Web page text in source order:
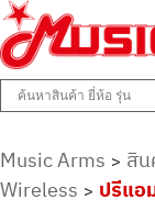
Music
ศูนย์รวมครื่องดน
Music Arms > สิน
Wireless > ปรีแอ